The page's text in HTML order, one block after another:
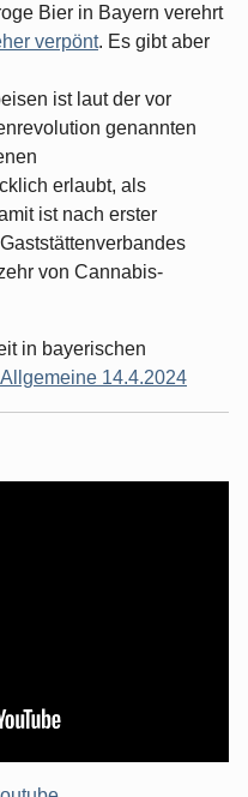
Bier in Bayern verehrt
verpönt. Es gibt aber
ist laut der vor
genannten
erlaubt, als
ist nach erster
von Cannabis-
in bayerischen
14.4.2024